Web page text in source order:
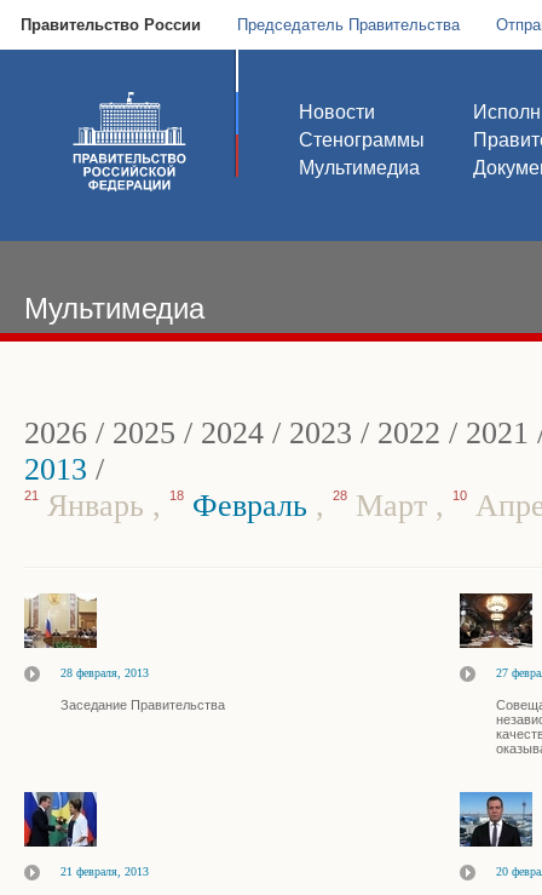
Правительство России Председатель Правительства
Новости
Стенограммы
Мультимедиа
Мультимедиа
2026 / 2025 / 2024 / 2023 / 2022 / 2021
2013 /
21 Январь , 18 Февраль , 28 Март , 10
28 февраля, 2013
Заседание Правительства
27
21 февраля, 2013 20